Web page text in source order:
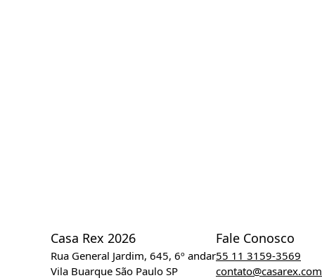
Casa Rex 2026
Rua General Jardim, 645, 6º andar
Vila Buarque São Paulo SP
Fale Conosco
55 11 3159-3569
contato@casarex.com